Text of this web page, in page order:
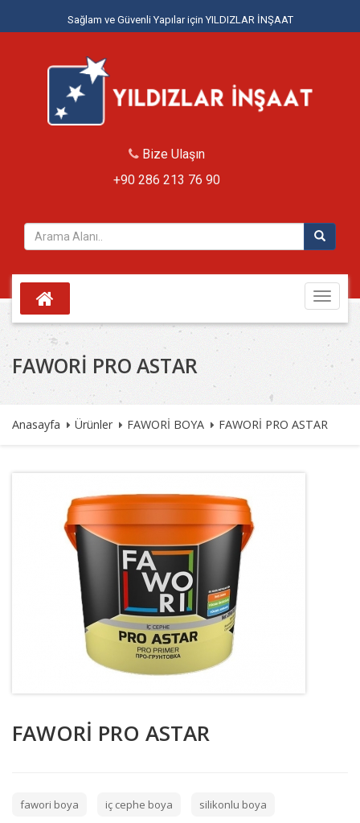
Sağlam ve Güvenli Yapılar için YILDIZLAR İNŞAAT
Bize Ulaşın
+90 286 213 76 90
Toggle
FAWORİ PRO ASTAR
Anasayfa Ürünler FAWORİ BOYA FAWORİ PRO ASTAR
FAWORİ PRO ASTAR
fawori boya iç cephe boya silikonlu boya